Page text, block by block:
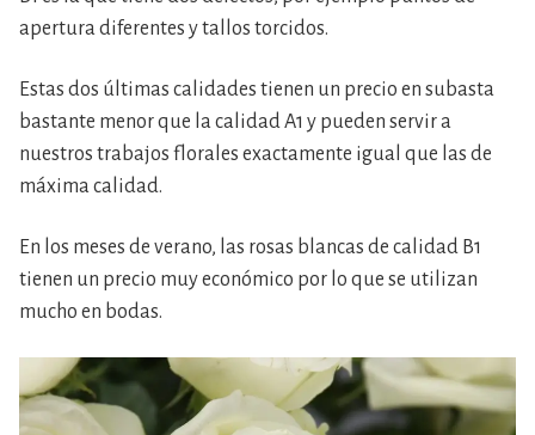
apertura diferentes y tallos torcidos.
Estas dos últimas calidades tienen un precio en subasta
bastante menor que la calidad A1 y pueden servir a
nuestros trabajos florales exactamente igual que las de
máxima calidad.
En los meses de verano, las rosas blancas de calidad B1
tienen un precio muy económico por lo que se utilizan
mucho en bodas.